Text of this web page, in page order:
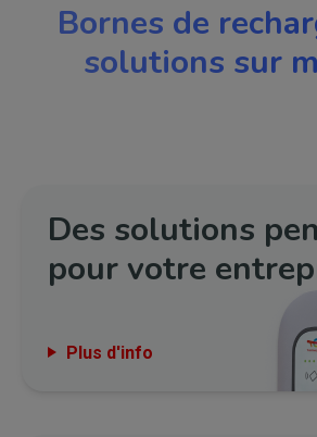
Bornes de
solutions sur
Des solutions
pour votre
Plus d'info